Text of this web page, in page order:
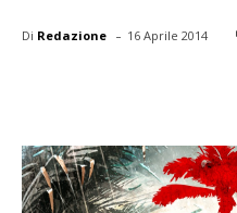
Di Redazione - 16 Aprile 2014